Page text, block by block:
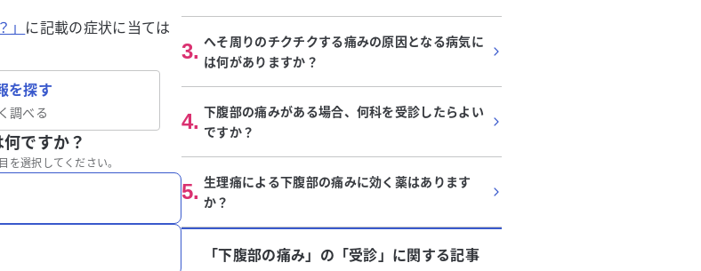
に記載の症状に当ては
を探す
調べる
ですか？
を選択してください。
3. へそ周りのチクチクする痛みの原因となる病気に
は何がありますか？
4. 下腹部の痛みがある場合、何科を受診したらよい
ですか？
5. 生理痛による下腹部の痛みに効く薬はあります
か？
「下腹部の痛み」 の「受診 」に関する記事